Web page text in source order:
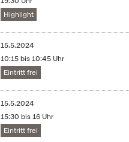
Highlight
15.5.2024
10:15 bis 10:45 Uhr
Eintritt frei
15.5.2024
15:30 bis 16 Uhr
Eintritt frei